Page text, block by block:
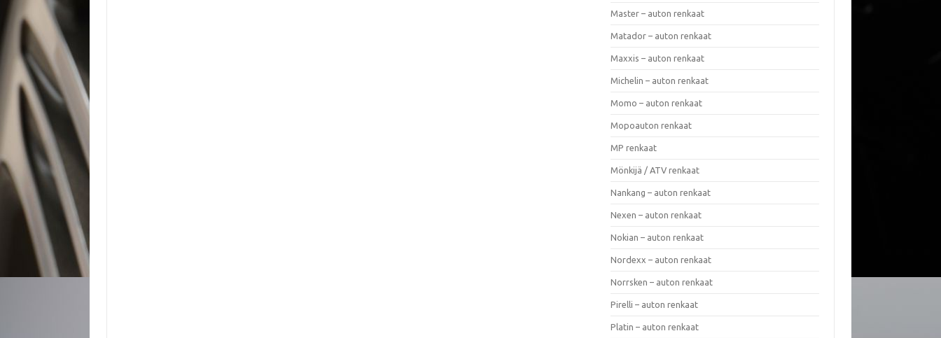
Master – auton renkaat
Matador – auton renkaat
Maxxis – auton renkaat
Michelin – auton renkaat
Momo – auton renkaat
Mopoauton renkaat
MP renkaat
Mönkijä / ATV renkaat
Nankang – auton renkaat
Nexen – auton renkaat
Nokian – auton renkaat
Nordexx – auton renkaat
Norrsken – auton renkaat
Pirelli – auton renkaat
Platin – auton renkaat